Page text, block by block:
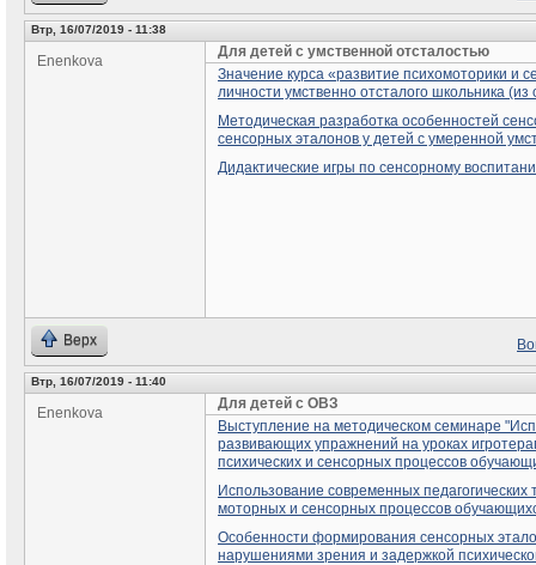
Втр, 16/07/2019 - 11:38
Enenkova
Для детей с умственной отсталостью
Значение курса «развитие психомоторики и
личности умственно отсталого школьника
Методическая разработка особенностей
сенсорных эталонов у детей с умеренной
Дидактические игры по сенсорному
Верх
Втр, 16/07/2019 - 11:40
Enenkova
Для детей с ОВЗ
Выступление на методическом семинаре
развивающих упражнений на уроках
психических и сенсорных процессов
Использование современных педагогических
моторных и сенсорных процессов
Особенности формирования сенсорных
нарушениями зрения и задержкой